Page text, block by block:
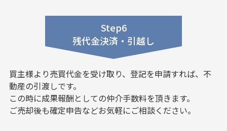
Step6
残代金決済・引越し
買主様より売買代金を受け取り、登記を申請すれば、不
動産の引渡しです。
この時に成果報酬としての仲介手数料を頂きます。
ご売却後も確定申告などお気軽にご相談ください。